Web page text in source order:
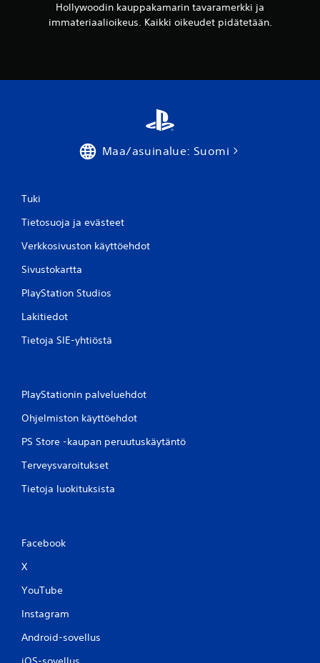
Hollywoodin kauppakamarin tavaramerkki ja
immateriaalioikeus. Kaikki oikeudet pidätetään.
Maa/asuinalue: Suomi
Tuki
Tietosuoja ja evästeet
Verkkosivuston käyttöehdot
Sivustokartta
PlayStation Studios
Lakitiedot
Tietoja SIE-yhtiöstä
PlayStationin palveluehdot
Ohjelmiston käyttöehdot
PS Store -kaupan peruutuskäytäntö
Terveysvaroitukset
Tietoja luokituksista
Facebook
X
YouTube
Instagram
Android-sovellus